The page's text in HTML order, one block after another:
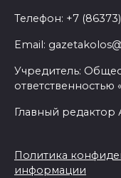
Телефон: +7
Email:
Учредитель:
ответственностью
Главный
Политика
информации